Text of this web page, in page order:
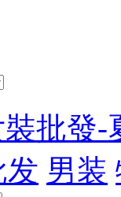
批發-
发 男装